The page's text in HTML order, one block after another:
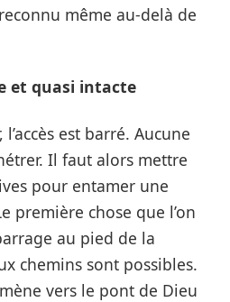
même au-delà de
et quasi intacte
est barré. Aucune
Il faut alors mettre
pour entamer une
première chose que l’on
au pied de la
chemins sont possibles.
vers le pont de Dieu